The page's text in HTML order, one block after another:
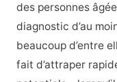
des personnes
diagnostic d’au
beaucoup d’entre
fait d’attraper